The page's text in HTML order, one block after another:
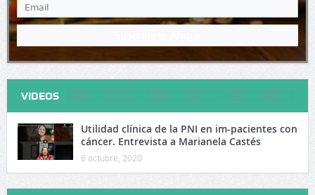
VIDEOS
Utilidad clínica de la PNI en im-pacientes con
cáncer. Entrevista a Marianela Castés
6 octubre, 2020